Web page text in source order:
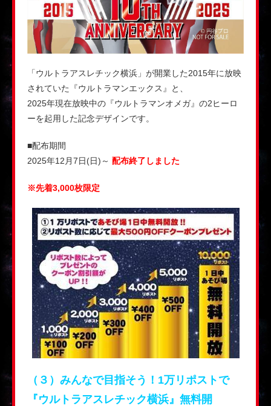
「ウルトラアスレチック横浜」が開業した2015年に放映
されていた『ウルトラマンエックス』と、
2025年現在放映中の『ウルトラマンオメガ』の2ヒーロ
ーを起用した記念デザインです。
■配布期間
2025年12月7日(日)～ 配布終了しました
※先着3,000枚限定
（３）みんなで目指そう！1万リポストで
『ウルトラアスレチック横浜』無料開